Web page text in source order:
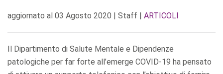
aggiornato al 03 Agosto 2020 | Staff | ARTICOLI
Il Dipartimento di Salute Mentale e Dipendenze
patologiche per far forte all’emerge COVID-19 ha pensato